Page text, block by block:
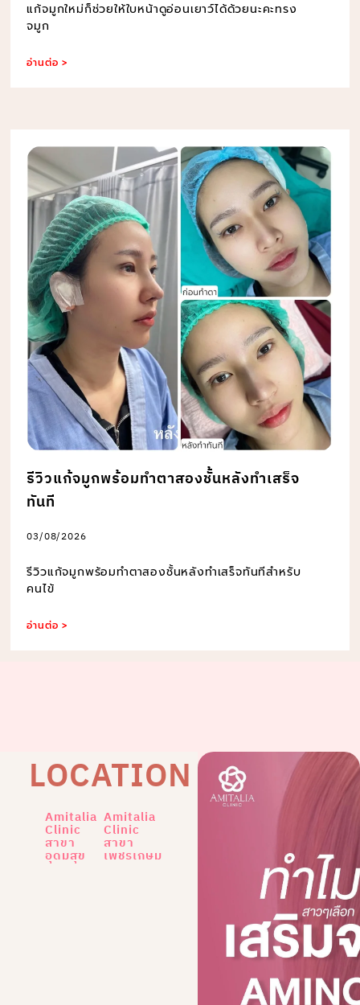
แก้จมูกใหม่ก็ช่วยให้ใบหน้าดูอ่อนเยาว์ได้ด้วยนะคะทรง
จมูก
อ่านต่อ >
รีวิวแก้จมูกพร้อมทำตาสองชั้นหลังทำเสร็จ
ทันที
03/08/2026
รีวิวแก้จมูกพร้อมทำตาสองชั้นหลังทำเสร็จทันทีสำหรับ
คนไข้
อ่านต่อ >
LOCATION
Amitalia
Clinic
สาขา
อุดมสุข
Amitalia
Clinic
สาขา
เพชรเกษม